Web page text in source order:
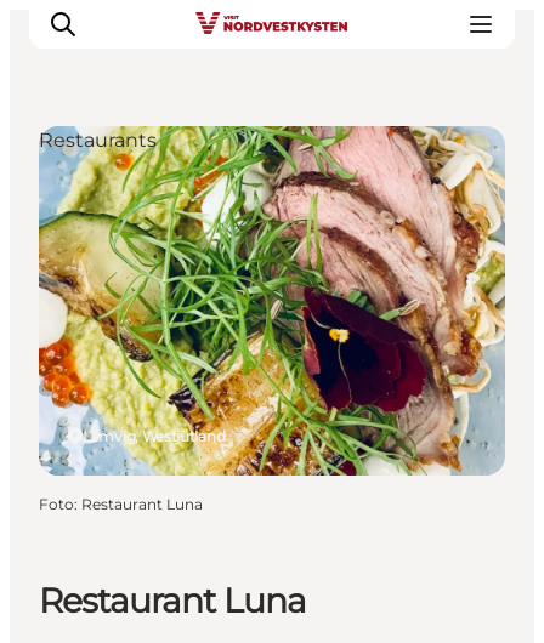
Urlaubsorte
Inspiration
Events
Unterkunft
Mach deine Urlaubsplanung
Restaurant Luna
Lemvig, Westjütland
Restaurants
Foto: Restaurant Luna